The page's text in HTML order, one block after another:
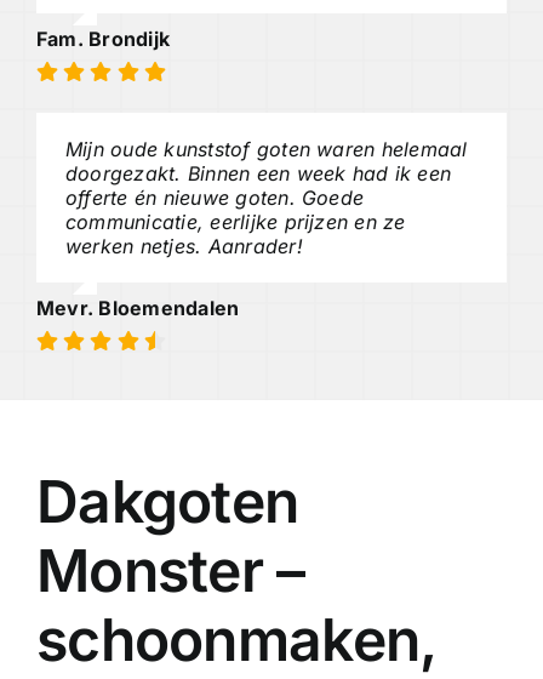
Fam. Brondijk
Mijn oude kunststof goten waren helemaal
doorgezakt. Binnen een week had ik een
offerte én nieuwe goten. Goede
communicatie, eerlijke prijzen en ze
werken netjes. Aanrader!
Mevr. Bloemendalen
Dakgoten
Monster –
schoonmaken,